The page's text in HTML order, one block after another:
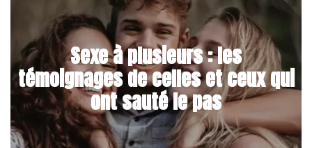
Sexe à plusieurs : les
témoignages de celles et ceux qui
ont sauté le pas